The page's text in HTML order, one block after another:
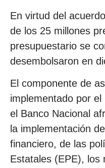
En virtud del
de los 25 millones
presupuestario se
desembolsaron en
El componente de
implementado por
el Banco Nacional
la implementación
financiero, de las
Estatales (EPE), los